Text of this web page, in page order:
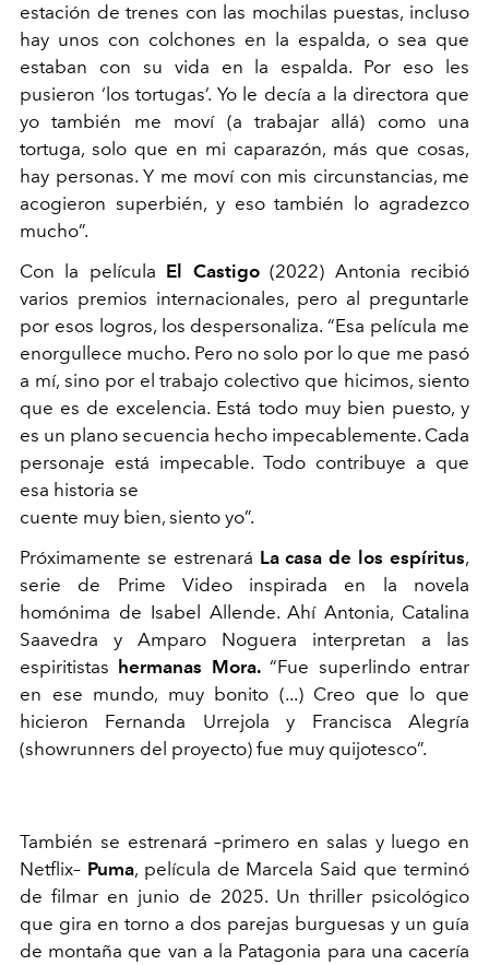
estación de trenes con las mochilas puestas, incluso
hay unos con colchones en la espalda, o sea que
estaban con su vida en la espalda. Por eso les
pusieron ‘los tortugas’. Yo le decía a la directora que
yo también me moví (a trabajar allá) como una
tortuga, solo que en mi caparazón, más que cosas,
hay personas. Y me moví con mis circunstancias, me
acogieron superbién, y eso también lo agradezco
mucho”.
Con la película El Castigo(2022) Antonia recibió
varios premios internacionales, pero al preguntarle
por esos logros, los despersonaliza. “Esa película me
enorgullece mucho. Pero no solo por lo que me pasó
a mí, sino por el trabajo colectivo que hicimos, siento
que es de excelencia. Está todo muy bien puesto, y
es un plano secuencia hecho impecablemente. Cada
personaje está impecable. Todo contribuye a que
esa historia se
cuente muy bien, siento yo”.
Próximamente se estrenará La casa de los espíritus,
serie de Prime Video inspirada en la novela
homónima de Isabel Allende. Ahí Antonia, Catalina
Saavedra y Amparo Noguera interpretan a las
espiritistas hermanas Mora.“Fue superlindo entrar
en ese mundo, muy bonito (...) Creo que lo que
hicieron Fernanda Urrejola y Francisca Alegría
(showrunners del proyecto) fue muy quijotesco”.
También se estrenará –primero en salas y luego en
Netflix– Puma, película de Marcela Said que terminó
de filmar en junio de 2025. Un thriller psicológico
que gira en torno a dos parejas burguesas y un guía
de montaña que van a la Patagonia para una cacería